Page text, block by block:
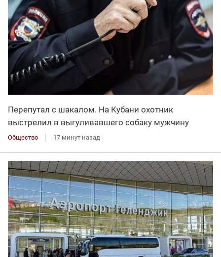
Перепутал с шакалом. На Кубани охотник
выстрелил в выгуливавшего собаку мужчину
Общество 17 минут назад